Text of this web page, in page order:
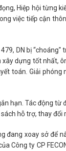
Hiệp hội
việc tiếp cận
DN bị
dựng tốt nhất,
toán. Giải
hạn. Tác động
hỗ trợ, thay
đang xoay sở để
Công ty CP